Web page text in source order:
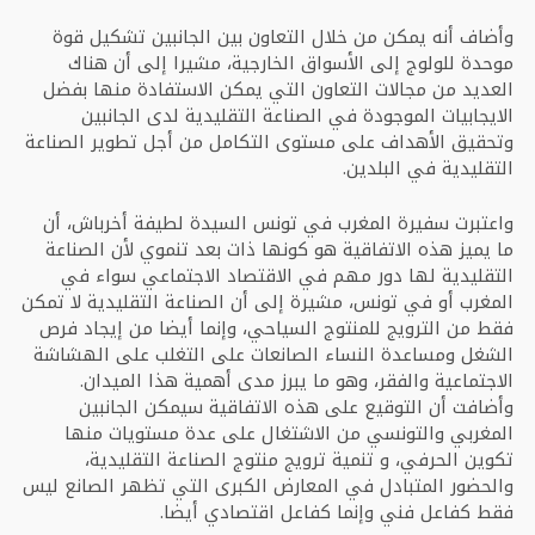
وأضاف أنه يمكن من خلال التعاون بين الجانبين تشكيل قوة
موحدة للولوج إلى الأسواق الخارجية، مشيرا إلى أن هناك
العديد من مجالات التعاون التي يمكن الاستفادة منها بفضل
الايجابيات الموجودة في الصناعة التقليدية لدى الجانبين
وتحقيق الأهداف على مستوى التكامل من أجل تطوير الصناعة
التقليدية في البلدين.
واعتبرت سفيرة المغرب في تونس السيدة لطيفة أخرباش، أن
ما يميز هذه الاتفاقية هو كونها ذات بعد تنموي لأن الصناعة
التقليدية لها دور مهم في الاقتصاد الاجتماعي سواء في
المغرب أو في تونس، مشيرة إلى أن الصناعة التقليدية لا تمكن
فقط من الترويج للمنتوج السياحي، وإنما أيضا من إيجاد فرص
الشغل ومساعدة النساء الصانعات على التغلب على الهشاشة
الاجتماعية والفقر، وهو ما يبرز مدى أهمية هذا الميدان.
وأضافت أن التوقيع على هذه الاتفاقية سيمكن الجانبين
المغربي والتونسي من الاشتغال على عدة مستويات منها
تكوين الحرفي، و تنمية ترويج منتوج الصناعة التقليدية،
والحضور المتبادل في المعارض الكبرى التي تظهر الصانع ليس
فقط كفاعل فني وإنما كفاعل اقتصادي أيضا.